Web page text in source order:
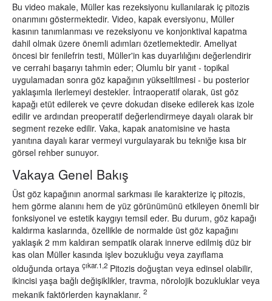
Bu video makale, Müller kas rezeksiyonu kullanılarak iç pitozis
onarımını göstermektedir. Video, kapak eversiyonu, Müller
kasının tanımlanması ve rezeksiyonu ve konjonktival kapatma
dahil olmak üzere önemli adımları özetlemektedir. Ameliyat
öncesi bir fenilefrin testi, Müller'in kas duyarlılığını değerlendirir
ve cerrahi başarıyı tahmin eder; Olumlu bir yanıt - topikal
uygulamadan sonra göz kapağının yükseltilmesi - bu posterior
yaklaşımla ilerlemeyi destekler. İntraoperatif olarak, üst göz
kapağı etüt edilerek ve çevre dokudan diseke edilerek kas izole
edilir ve ardından preoperatif değerlendirmeye dayalı olarak bir
segment rezeke edilir. Vaka, kapak anatomisine ve hasta
yanıtına dayalı karar vermeyi vurgulayarak bu tekniğe kısa bir
görsel rehber sunuyor.
Vakaya Genel Bakış
Üst göz kapağının anormal sarkması ile karakterize iç pitozis,
hem görme alanını hem de yüz görünümünü etkileyen önemli bir
fonksiyonel ve estetik kaygıyı temsil eder. Bu durum, göz kapağı
kaldırma kaslarında, özellikle de normalde üst göz kapağını
yaklaşık 2 mm kaldıran sempatik olarak innerve edilmiş düz bir
kas olan Müller kasında işlev bozukluğu veya zayıflama
olduğunda ortaya çıkar.1,2 Pitozis doğuştan veya edinsel olabilir,
ikincisi yaşa bağlı değişiklikler, travma, nörolojik bozukluklar veya
mekanik faktörlerden kaynaklanır. 2